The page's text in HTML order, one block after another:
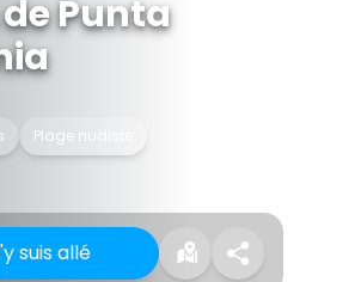
Punta
Plage nudiste
suis allé